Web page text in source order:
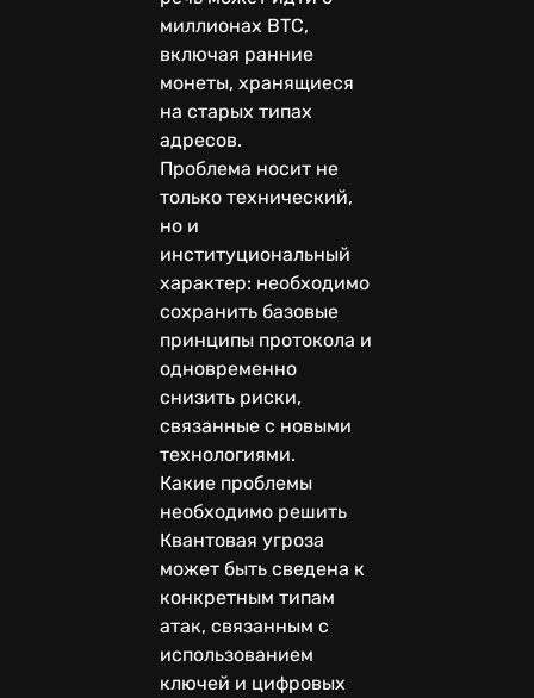
миллионах BTC,
включая ранние
монеты, хранящиеся
на старых типах
адресов.
Проблема носит не
только технический,
но и
институциональный
характер: необходимо
сохранить базовые
принципы протокола и
одновременно
снизить риски,
связанные с новыми
технологиями.
Какие проблемы
необходимо решить
Квантовая угроза
может быть сведена к
конкретным типам
атак, связанным с
использованием
ключей и цифровых